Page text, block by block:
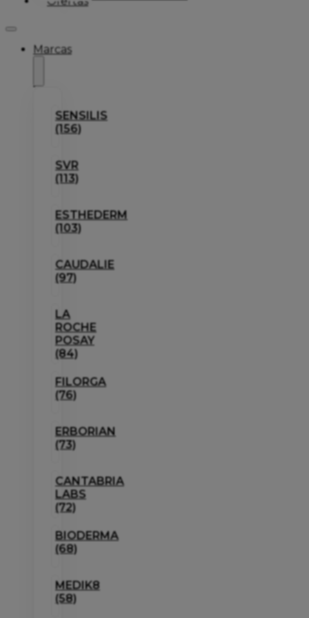
Marcas
SENSILIS
(156)
SVR
(113)
ESTHEDERM
(103)
CAUDALIE
(97)
LA
ROCHE
POSAY
(84)
FILORGA
(76)
ERBORIAN
(73)
CANTABRIA
LABS
(72)
BIODERMA
(68)
MEDIK8
(58)